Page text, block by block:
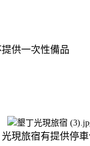
供一次性備品
光現旅宿有提供停車